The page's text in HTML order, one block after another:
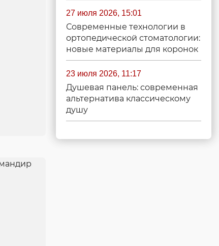
27 июля 2026, 15:01
Современные технологии в
ортопедической стоматологии:
новые материалы для коронок
23 июля 2026, 11:17
Душевая панель: современная
альтернатива классическому
душу